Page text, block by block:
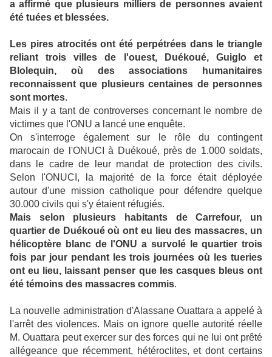
a affirmé que plusieurs milliers de personnes avaient
été tuées et blessées.
Les pires atrocités ont été perpétrées dans le triangle
reliant trois villes de l'ouest, Duékoué, Guiglo et
Blolequin, où des associations humanitaires
reconnaissent que plusieurs centaines de personnes
sont mortes.
Mais il y a tant de controverses concernant le nombre de
victimes que l'ONU a lancé une enquête.
On s'interroge également sur le rôle du contingent
marocain de l'ONUCI à Duékoué, près de 1.000 soldats,
dans le cadre de leur mandat de protection des civils.
Selon l'ONUCI, la majorité de la force était déployée
autour d'une mission catholique pour défendre quelque
30.000 civils qui s'y étaient réfugiés.
Mais selon plusieurs habitants de Carrefour, un
quartier de Duékoué où ont eu lieu des massacres, un
hélicoptère blanc de l'ONU a survolé le quartier trois
fois par jour pendant les trois journées où les tueries
ont eu lieu, laissant penser que les casques bleus ont
été témoins des massacres commis.
La nouvelle administration d'Alassane Ouattara a appelé à
l'arrêt des violences. Mais on ignore quelle autorité réelle
M. Ouattara peut exercer sur des forces qui ne lui ont prêté
allégeance que récemment, hétéroclites, et dont certains